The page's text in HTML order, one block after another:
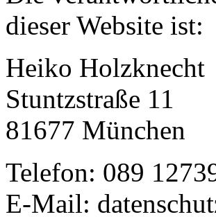
dieser Website ist:
Heiko Holzknecht
Stuntzstraße 11
81677 München
Telefon: 089
E-Mail: